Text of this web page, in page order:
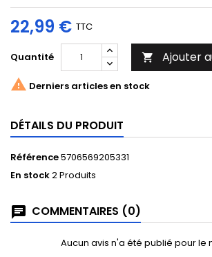
22,99 € TTC
Quantité  Ajouter
 Derniers articles en stock
DÉTAILS DU PRODUIT
Référence5706569205331
En stock2 Produits
COMMENTAIRES (0)
Aucun avis n'a été publié pour le